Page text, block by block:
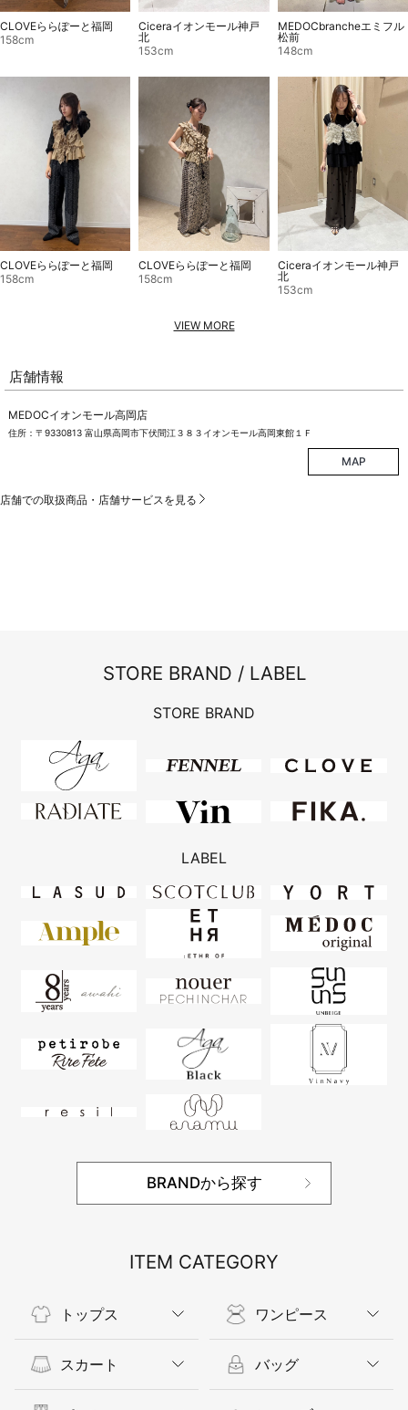
CLOVEららぽーと福岡
158cm
Ciceraイオンモール神戸
北
153cm
MEDOCbrancheエミフル
松前
148cm
CLOVEららぽーと福岡
158cm
CLOVEららぽーと福岡
158cm
Ciceraイオンモール神戸
北
153cm
VIEW MORE
店舗情報
MEDOCイオンモール高岡店
住所：〒9330813 富山県高岡市下伏間江３８３イオンモール高岡東館１Ｆ
MAP
店舗での取扱商品・店舗サービスを見る
STORE BRAND / LABEL
STORE BRAND
LABEL
BRANDから探す
ITEM CATEGORY
トップス
スカート
ワンピース
バッグ